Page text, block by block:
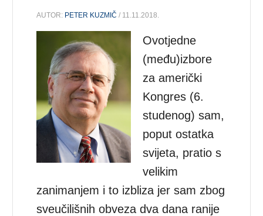
AUTOR: PETER KUZMIČ / 11.11.2018.
Ovotjedne
(među)izbore
za američki
Kongres (6.
studenog) sam,
poput ostatka
svijeta, pratio s
velikim
zanimanjem i to izbliza jer sam zbog
sveučilišnih obveza dva dana ranije